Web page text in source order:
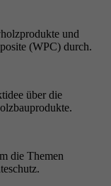
und
(WPC) durch.
über die
die Themen